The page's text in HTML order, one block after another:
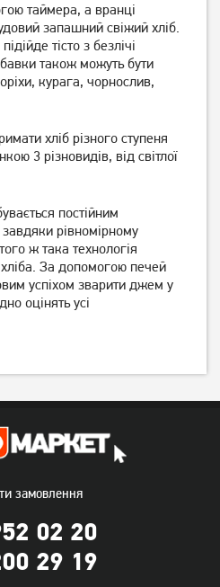
5 179грн
4 349грн
3 799грн
таймера, а вранці
запашний свіжий хліб.
тісто з безлічі
також можуть бути
курага, чорнослив,
хліб різного ступеня
3 різновидів, від світлої
постійним
рівномірному
ж така технологія
хліба. За допомогою печей
успіхом зварити джем у
оцінять усі
замовлення
02 20
29 19